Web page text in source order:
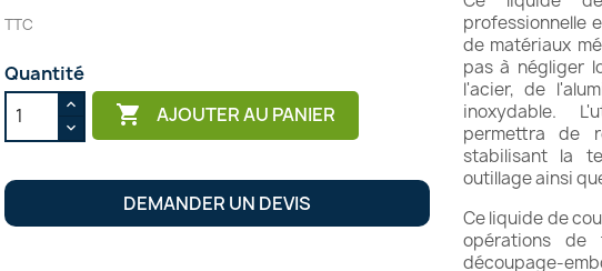
TTC
Quantité
 AJOUTER AU PANIER
DEMANDER UN DEVIS
professionnelle
de matériaux
pas à négliger
l'acier, de
inoxydable.
permettra de
stabilisant la
outillage ainsi
Ce liquide de
opérations de
découpage-